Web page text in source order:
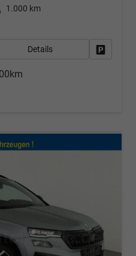
1.000 km
Details